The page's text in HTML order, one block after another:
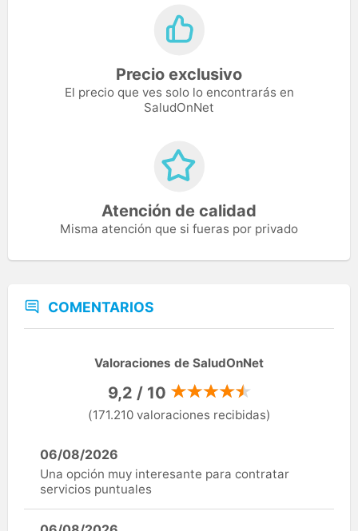
Precio exclusivo
El precio que ves solo lo encontrarás en
SaludOnNet
Atención de calidad
Misma atención que si fueras por privado
COMENTARIOS
Valoraciones de SaludOnNet
9,2 / 10
(171.210 valoraciones recibidas)
06/08/2026
Una opción muy interesante para contratar
servicios puntuales